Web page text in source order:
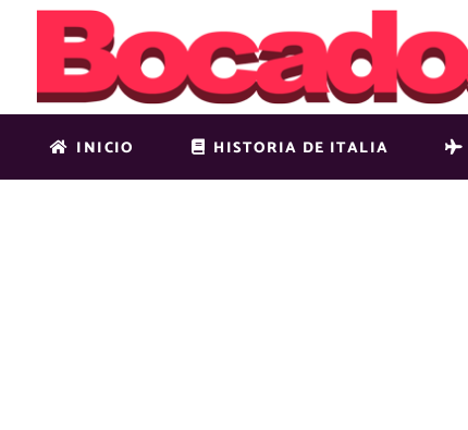
INICIO HISTORIA DE ITALIA